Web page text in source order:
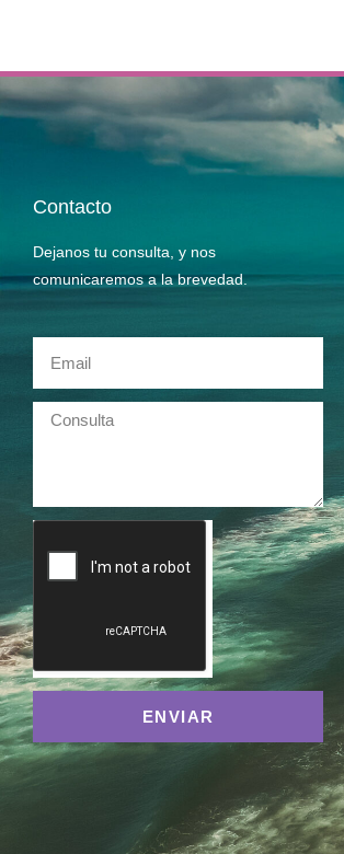
Contacto
Dejanos tu consulta, y nos
comunicaremos a la brevedad.
ENVIAR